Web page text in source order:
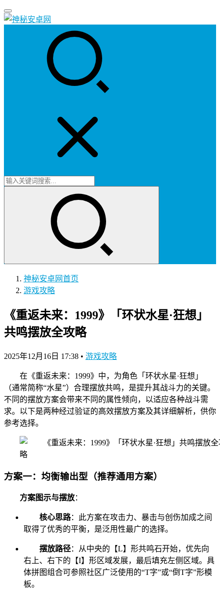
神秘安卓网首页
游戏攻略
《重返未来：1999》「环状水星·狂想」
共鸣摆放全攻略
2025年12月16日 17:38 • 游戏攻略
在《重返未来：1999》中，为角色「环状水星·狂想」
（通常简称“水星”）合理摆放共鸣，是提升其战斗力的关键。
不同的摆放方案会带来不同的属性倾向，以适应各种战斗需
求。以下是两种经过验证的高效摆放方案及其详细解析，供你
参考选择。
方案一：均衡输出型（推荐通用方案）
方案图示与摆放：
核心思路：此方案在攻击力、暴击与创伤加成之间
取得了优秀的平衡，是泛用性最广的选择。
摆放路径：从中央的【L】形共鸣石开始，优先向
右上、右下的【I】形区域发展，最后填充左侧区域。具
体拼图组合可参照社区广泛使用的“T字”或“倒T字”形模
板。